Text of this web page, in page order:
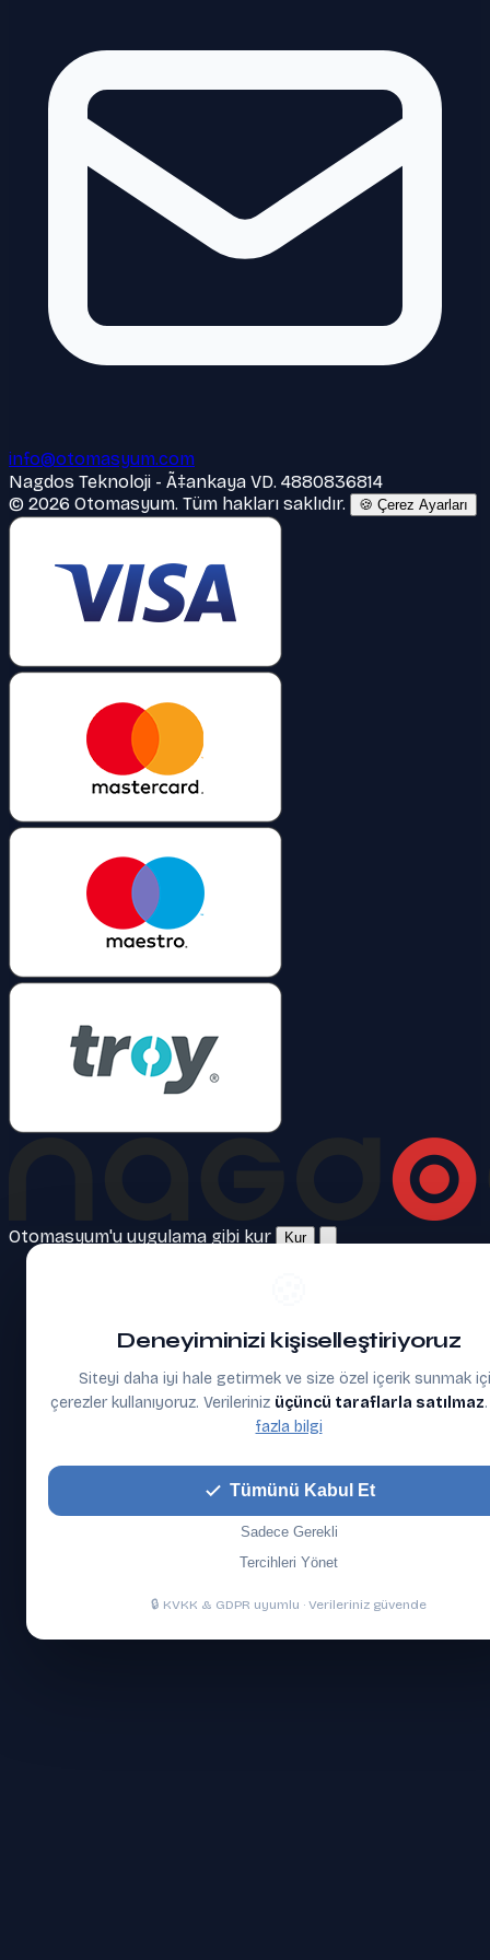
info@otomasyum.com
Nagdos Teknoloji - Ã‡ankaya VD. 4880836814
© 2026 Otomasyum. Tüm hakları saklıdır.
🍪 Çerez Ayarları
Deneyiminizi kişiselleştiriyoruz
Siteyi daha iyi hale getirmek ve size özel içerik sunmak
çerezler kullanıyoruz. Verileriniz üçüncü taraflarla satılmaz
fazla bilgi
Tümünü Kabul Et
Sadece Gerekli
Tercihleri Yönet
🔒 KVKK & GDPR uyumlu · Verileriniz güvende
Otomasyum'u uygulama gibi kur Kur